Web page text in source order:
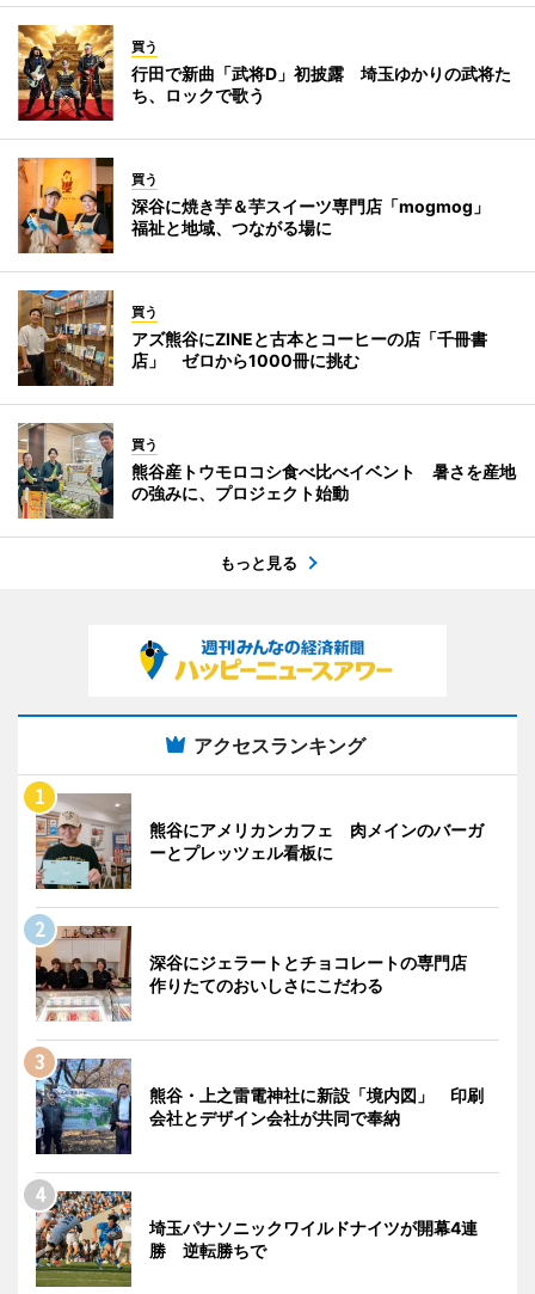
買う
行田で新曲「武将D」初披露 埼玉ゆかりの武将た
ち、ロックで歌う
買う
深谷に焼き芋＆芋スイーツ専門店「mogmog」
福祉と地域、つながる場に
買う
アズ熊谷にZINEと古本とコーヒーの店「千冊書
店」 ゼロから1000冊に挑む
買う
熊谷産トウモロコシ食べ比べイベント 暑さを産地
の強みに、プロジェクト始動
もっと見る
アクセスランキング
熊谷にアメリカンカフェ 肉メインのバーガ
ーとプレッツェル看板に
深谷にジェラートとチョコレートの専門店
作りたてのおいしさにこだわる
熊谷・上之雷電神社に新設「境内図」 印刷
会社とデザイン会社が共同で奉納
埼玉パナソニックワイルドナイツが開幕4連
勝 逆転勝ちで